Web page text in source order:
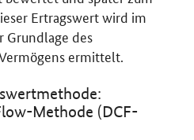
Ertragswert wird im
Grundlage des
ermittelt.
-Methode (DCF-